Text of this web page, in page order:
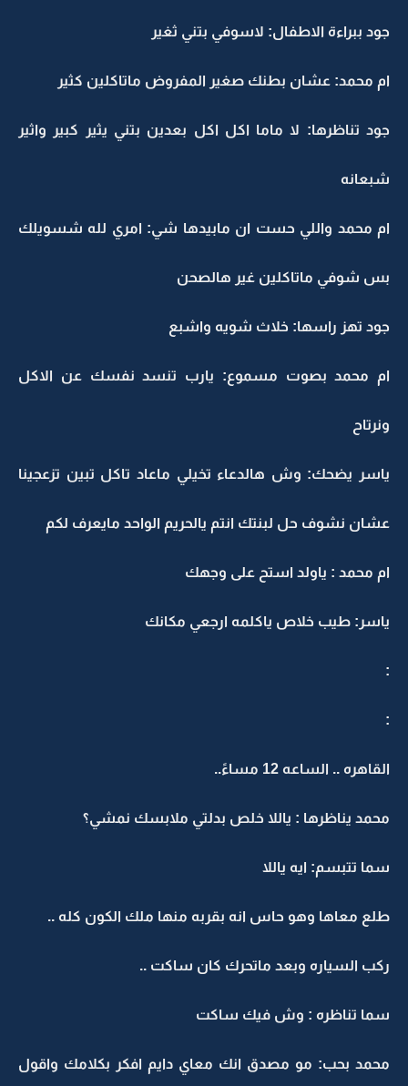
جود ببراءة الاطفال: لاسوفي بتني ثغير
ام محمد: عشان بطنك صغير المفروض ماتاكلين كثير
جود تناظرها: لا ماما اكل اكل بعدين بتني يثير كبير واثير
شبعانه
ام محمد واللي حست ان مابيدها شي: امري لله شسويلك
بس شوفي ماتاكلين غير هالصحن
جود تهز راسها: خلاث شويه واشبع
ام محمد بصوت مسموع: يارب تنسد نفسك عن الاكل
ونرتاح
ياسر يضحك: وش هالدعاء تخيلي ماعاد تاكل تبين تزعجينا
عشان نشوف حل لبنتك انتم يالحريم الواحد مايعرف لكم
ام محمد : ياولد استح على وجهك
ياسر: طيب خلاص ياكلمه ارجعي مكانك
:
:
القاهره .. الساعه 12 مساءً..
محمد يناظرها : ياللا خلص بدلتي ملابسك نمشي؟
سما تتبسم: ايه ياللا
طلع معاها وهو حاس انه بقربه منها ملك الكون كله ..
ركب السياره وبعد ماتحرك كان ساكت ..
سما تناظره : وش فيك ساكت
محمد بحب: مو مصدق انك معاي دايم افكر بكلامك واقول